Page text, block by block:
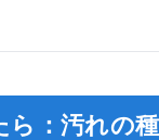
：汚れの